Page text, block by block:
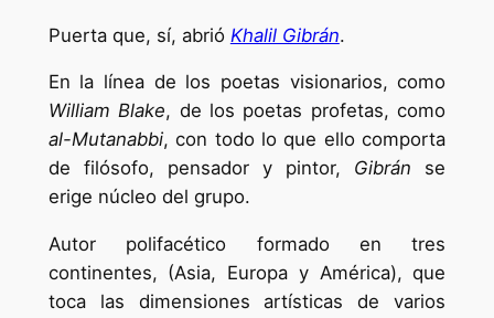
Puerta que, sí, abrió Khalil Gibrán.
En la línea de los poetas visionarios, como
William Blake, de los poetas profetas, como
al-Mutanabbi, con todo lo que ello comporta
de filósofo, pensador y pintor, Gibrán se
erige núcleo del grupo.
Autor polifacético formado en tres
continentes, (Asia, Europa y América), que
toca las dimensiones artísticas de varios